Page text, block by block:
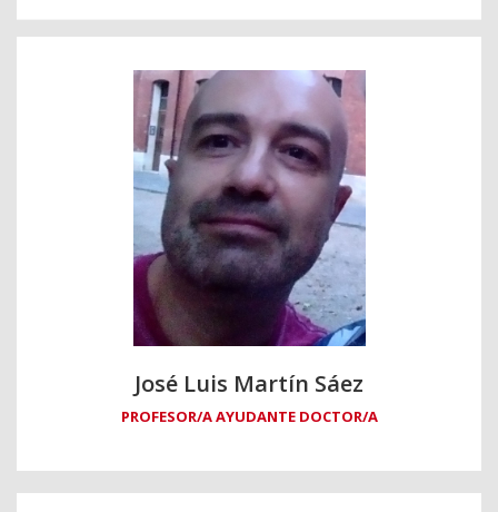
José Luis Martín Sáez
PROFESOR/A AYUDANTE DOCTOR/A